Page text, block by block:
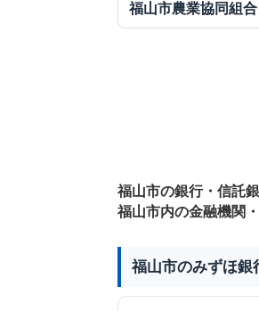
福山市農業協同組合
福山市の銀行・信託
福山市内の金融機関
福山市のみずほ銀